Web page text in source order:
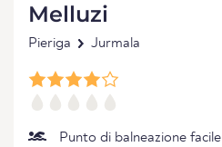
Melluzi
Pieriga Jurmala
Punto di balneazione facile